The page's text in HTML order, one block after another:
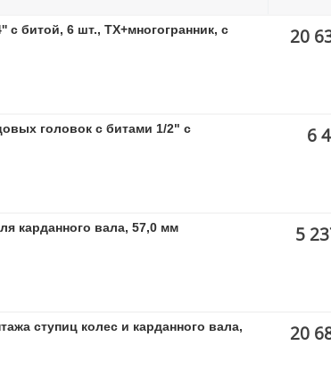
битой, 6 шт., ТХ+многогранник, с
20
головок с битами 1/2" с
6
карданного вала, 57,0 мм 5
ступиц колес и карданного вала,
20